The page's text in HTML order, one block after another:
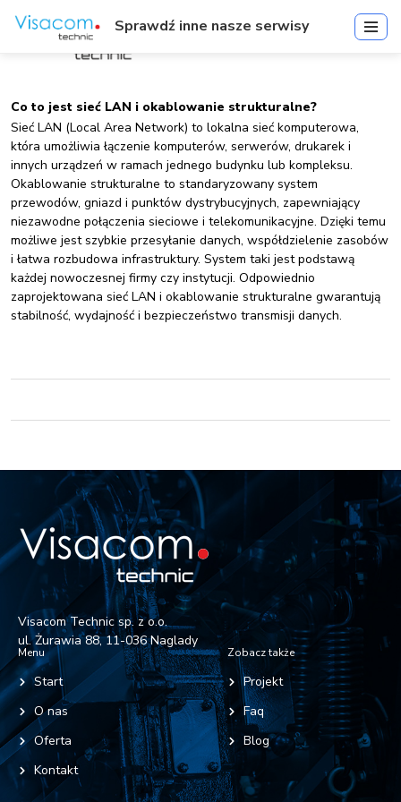
Co to jest sieć LAN i okablowanie strukturalne?
Sieć LAN (Local Area Network) to lokalna sieć komputerowa,
która umożliwia łączenie komputerów, serwerów, drukarek i
innych urządzeń w ramach jednego budynku lub kompleksu.
Okablowanie strukturalne to standaryzowany system
przewodów, gniazd i punktów dystrybucyjnych, zapewniający
niezawodne połączenia sieciowe i telekomunikacyjne. Dzięki temu
możliwe jest szybkie przesyłanie danych, współdzielenie zasobów
i łatwa rozbudowa infrastruktury. System taki jest podstawą
każdej nowoczesnej firmy czy instytucji. Odpowiednio
zaprojektowana sieć LAN i okablowanie strukturalne gwarantują
stabilność, wydajność i bezpieczeństwo transmisji danych.
Visacom Technic sp. z o.o.
ul. Żurawia 88, 11-036 Naglady
Menu
Start
O nas
Oferta
Kontakt
Zobacz także
Projekt
Faq
Blog
Sprawdź inne nasze serwisy